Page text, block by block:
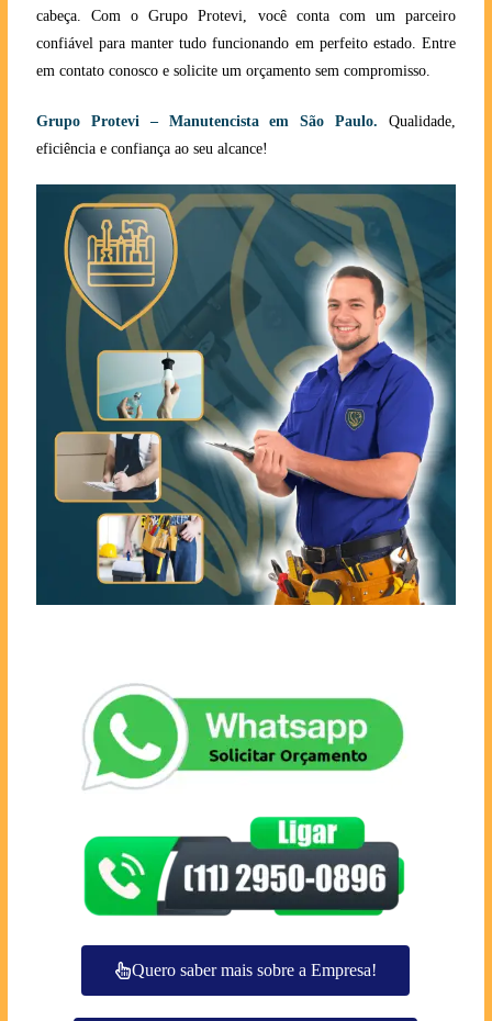
cabeça. Com o Grupo Protevi, você conta com um parceiro
confiável para manter tudo funcionando em perfeito estado. Entre
em contato conosco e solicite um orçamento sem compromisso.
Grupo Protevi – Manutencista em São Paulo.
Qualidade,
eficiência e confiança ao seu alcance!
Quero saber mais sobre a Empresa!